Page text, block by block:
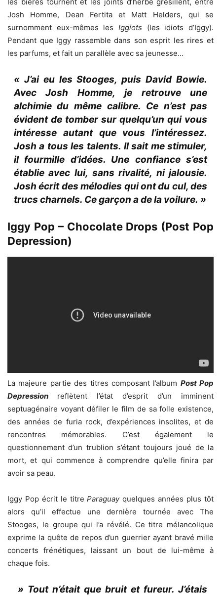
Josh Homme, Dean Fertita et Matt Helders, qui se
surnomment eux-mêmes les Iggiots (les idiots d’Iggy).
Pendant que Iggy rassemble dans son esprit les rires et
les parfums, et fait un parallèle avec sa jeunesse…
« J’ai eu les Stooges, puis David Bowie.
Avec Josh Homme, je retrouve une
alchimie du même calibre. Ce n’est pas
évident de tomber sur quelqu’un qui vous
intéresse autant que vous l’intéressez.
Josh a tous les talents. Il sait me stimuler,
il fourmille d’idées. Une confiance s’est
établie avec lui, sans rivalité, ni jalousie.
Josh écrit des mélodies qui ont du cul, des
trucs charnels. Ce garçon a de la voilure. »
Iggy Pop – Chocolate Drops (Post Pop
Depression)
La majeure partie des titres composant l’album Post Pop
Depression
reflètent l’état d’esprit d’un imminent
septuagénaire voyant défiler le film de sa folle existence,
des années de furia rock, d’expériences insolites, et de
rencontres mémorables. C’est également le
questionnement d’un trublion s’étant toujours joué de la
mort, et qui commence à comprendre qu’elle finira par
avoir sa peau.
Iggy Pop écrit le titreParaguayquelques années plus tôt
alors qu’il effectue une dernière tournée avec The
Stooges, le groupe qui l’a révélé. Ce titre mélancolique
exprime la quête de repos d’un guerrier ayant bravé mille
concerts frénétiques, laissant un bout de lui-même à
chaque fois.
» Tout n’était que bruit et fureur. J’étais